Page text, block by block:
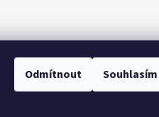
Odmítnout Souhlasím